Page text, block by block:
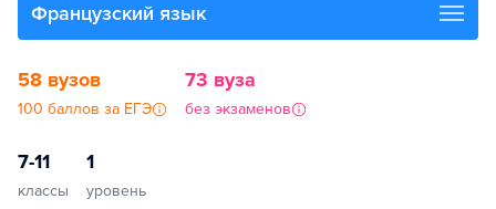
Французский язык
58 вузов
100 баллов за ЕГЭ
73 вуза
без экзаменов
7-11
классы
1
уровень